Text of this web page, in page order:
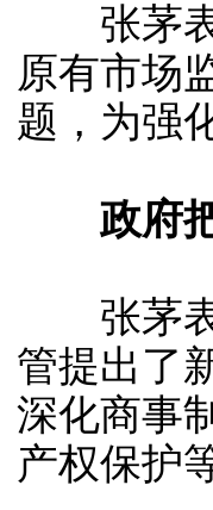
张茅表
原有市场
题，为强
政府
张茅表
管提出了
深化商事
产权保护